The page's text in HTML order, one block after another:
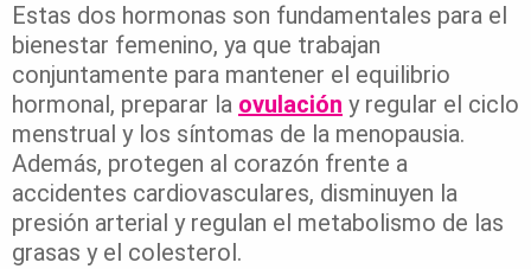
Estas dos hormonas son fundamentales para el
bienestar femenino, ya que trabajan
conjuntamente para mantener el equilibrio
hormonal, preparar la ovulación y regular el ciclo
menstrual y los síntomas de la menopausia.
Además, protegen al corazón frente a
accidentes cardiovasculares, disminuyen la
presión arterial y regulan el metabolismo de las
grasas y el colesterol.